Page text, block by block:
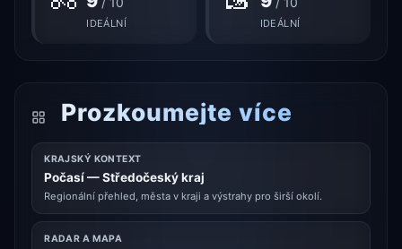
IDEÁLNÍ IDEÁLNÍ
Prozkoumejte více
KRAJSKÝ KONTEXT
Počasí — Středočeský kraj
Regionální přehled, města v kraji a výstrahy pro širší okolí.
RADAR A MAPA